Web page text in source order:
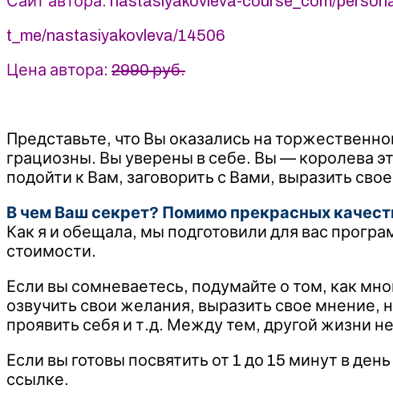
Яковлева
(2025)
t_me/nastasiyakovleva/14506
Цена автора: 2990 руб.
Представьте, что Вы оказались на
грациозны. Вы уверены в себе. Вы — королева
подойти к Вам, заговорить с Вами, выразить
В чем Ваш секрет? Помимо прекрасных
Как я и обещала, мы подготовили для вас
стоимости.
Если вы сомневаетесь, подумайте о том, как
озвучить свои желания, выразить свое мнение,
проявить себя и т.д. Между тем, другой жизни
Если вы готовы посвятить от 1 до 15 минут в
ссылке.